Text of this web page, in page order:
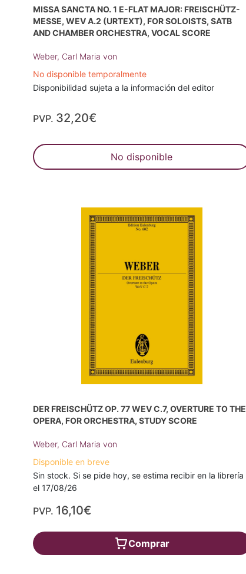
MISSA SANCTA NO. 1 E-FLAT MAJOR: FREISCHÜTZ-
MESSE, WEV A.2 (URTEXT), FOR SOLOISTS, SATB
AND CHAMBER ORCHESTRA, VOCAL SCORE
Weber, Carl Maria von
No disponible temporalmente
Disponibilidad sujeta a la información del editor
PVP. 32,20€
No disponible
DER FREISCHÜTZ OP. 77 WEV C.7, OVERTURE TO THE
OPERA, FOR ORCHESTRA, STUDY SCORE
Weber, Carl Maria von
Disponible en breve
Sin stock. Si se pide hoy, se estima recibir en la librería
el 17/08/26
PVP. 16,10€
Comprar